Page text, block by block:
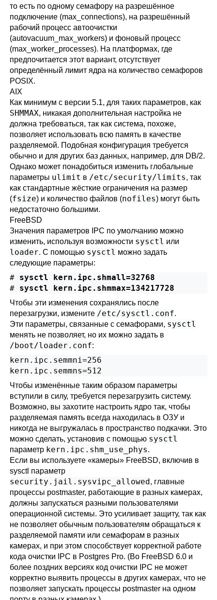
то есть по одному семафору на разрешённое
подключение (max_connections), на разрешённый
рабочий процесс автоочистки
(autovacuum_max_workers) и фоновый процесс
(max_worker_processes). На платформах, где
предпочитается этот вариант, отсутствует
определённый лимит ядра на количество семафоров
POSIX.
AIX
Как минимум с версии 5.1, для таких параметров, как
SHMMAX, никакая дополнительная настройка не
должна требоваться, так как система, похоже,
позволяет использовать всю память в качестве
разделяемой. Подобная конфигурация требуется
обычно и для других баз данных, например, для DB/2.
Однако может понадобиться изменить глобальные
параметры ulimit в /etc/security/limits, так
как стандартные жёсткие ограничения на размер
(fsize) и количество файлов (nofiles) могут быть
недостаточно большими.
FreeBSD
Значения параметров IPC по умолчанию можно
изменить, используя возможности sysctl или
loader. С помощью sysctl можно задать
следующие параметры:
# sysctl kern.ipc.shmall=32768
# sysctl kern.ipc.shmmax=134217728
Чтобы эти изменения сохранялись после
перезагрузки, измените /etc/sysctl.conf.
Эти параметры, связанные с семафорами, sysctl
менять не позволяет, но их можно задать в
/boot/loader.conf:
kern.ipc.semmni=256
kern.ipc.semmns=512
Чтобы изменённые таким образом параметры
вступили в силу, требуется перезагрузить систему.
Возможно, вы захотите настроить ядро так, чтобы
разделяемая память всегда находилась в ОЗУ и
никогда не выгружалась в пространство подкачки. Это
можно сделать, установив с помощью sysctl
параметр kern.ipc.shm_use_phys.
Если вы используете «камеры» FreeBSD, включив в
sysctl параметр
security.jail.sysvipc_allowed, главные
процессы postmaster, работающие в разных камерах,
должны запускаться разными пользователями
операционной системы. Это усиливает защиту, так как
не позволяет обычным пользователям обращаться к
разделяемой памяти или семафорам в разных
камерах, и при этом способствует корректной работе
кода очистки IPC в Postgres Pro. (Во FreeBSD 6.0 и
более поздних версиях код очистки IPC не может
корректно выявить процессы в других камерах, что не
позволяет запускать процессы postmaster на одном